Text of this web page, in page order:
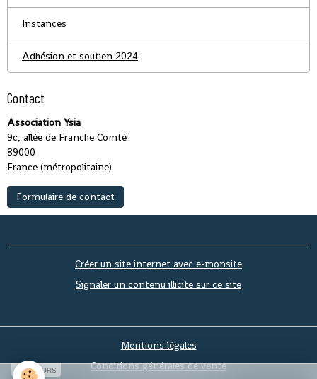
Instances
Adhésion et soutien 2024
Contact
Association Ysia
9c, allée de Franche Comté
89000
France (métropolitaine)
Formulaire de contact
Créer un site internet avec e-monsite
Signaler un contenu illicite sur ce site
Mentions légales
Conditions générales de vente
SPONSORS